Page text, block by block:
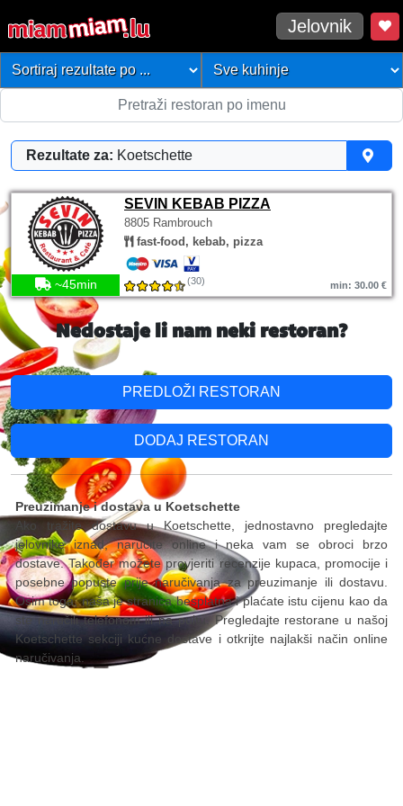
Jelovnik
Rezultate za: Koetschette
SEVIN KEBAB PIZZA
8805 Rambrouch
fast-food, kebab, pizza
~45min (30) min: 30.00 €
Nedostaje li nam neki restoran?
PREDLOŽI RESTORAN
DODAJ RESTORAN
Preuzimanje i dostava u Koetschette
Ako tražite dostavu u Koetschette, jednostavno pregledajte
jelovnike iznad, naručite online i neka vam se obroci brzo
dostave. Također možete provjeriti recenzije kupaca, promocije i
posebne popuste prije naručivanja za preuzimanje ili dostavu.
Osim toga, naša je stranica besplatna i plaćate istu cijenu kao da
ste naručili telefonom ili na pultu. Pregledajte restorane u našoj
Koetschette sekciji kućne dostave i otkrijte najlakši način online
naručivanja.